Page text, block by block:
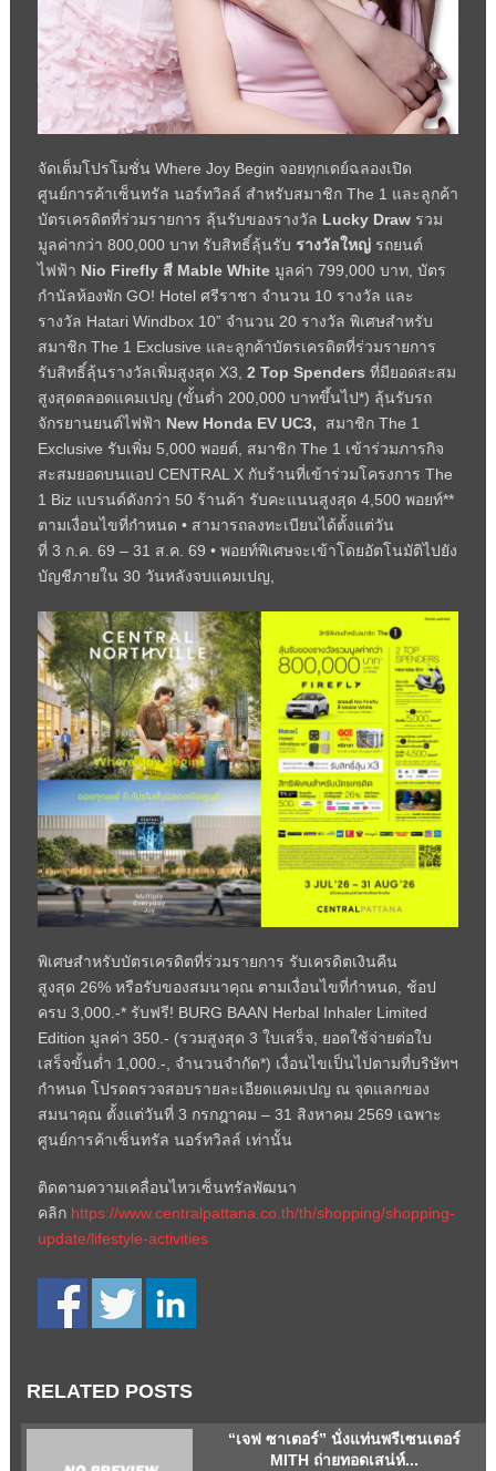
จัดเต็มโปรโมชั่น Where Joy Begin จอยทุกเดย์ฉลองเปิด
ศูนย์การค้าเซ็นทรัล นอร์ทวิลล์ สำหรับสมาชิก The 1 และลูกค้า
บัตรเครดิตที่ร่วมรายการ ลุ้นรับของรางวัล Lucky Draw รวม
มูลค่ากว่า 800,000 บาท รับสิทธิ์ลุ้นรับ รางวัลใหญ่รถยนต์
ไฟฟ้า Nio Firefly สี Mable White มูลค่า 799,000 บาท, บัตร
กำนัลห้องพัก GO! Hotel ศรีราชา จำนวน 10รางวัล และ
รางวัล Hatari Windbox 10” จำนวน 20 รางวัล พิเศษสำหรับ
สมาชิก The 1 Exclusive และลูกค้าบัตรเครดิตที่ร่วมรายการ
รับสิทธิ์ลุ้นรางวัลเพิ่มสูงสุด X3, 2 Top Spenders ที่มียอดสะสม
สูงสุดตลอดแคมเปญ (ขั้นต่ำ 200,000บาทขึ้นไป*) ลุ้นรับรถ
จักรยานยนต์ไฟฟ้า New Honda EV UC3, สมาชิก The 1
Exclusive รับเพิ่ม 5,000 พอยต์, สมาชิก The 1 เข้าร่วมภารกิจ
สะสมยอดบนแอป CENTRAL X กับร้านที่เข้าร่วมโครงการ The
1 Biz แบรนด์ดังกว่า 50 ร้านค้า รับคะแนนสูงสุด 4,500พอยท์**
ตามเงื่อนไขที่กำหนด • สามารถลงทะเบียนได้ตั้งแต่วัน
ที่ 3 ก.ค. 69 – 31 ส.ค. 69 • พอยท์พิเศษจะเข้าโดยอัตโนมัติไปยัง
บัญชีภายใน 30 วันหลังจบแคมเปญ,
พิเศษสำหรับบัตรเครดิตที่ร่วมรายการ รับเครดิตเงินคืน
สูงสุด 26% หรือรับของสมนาคุณ ตามเงื่อนไขที่กำหนด, ช้อป
ครบ 3,000.-* รับฟรี! BURG BAAN Herbal Inhaler Limited
Edition มูลค่า 350.- (รวมสูงสุด 3 ใบเสร็จ, ยอดใช้จ่ายต่อใบ
เสร็จขั้นต่ำ 1,000.-, จำนวนจำกัด*) เงื่อนไขเป็นไปตามที่บริษัทฯ
กำหนด โปรดตรวจสอบรายละเอียดแคมเปญ ณ จุดแลกของ
สมนาคุณ ตั้งแต่วันที่ 3 กรกฎาคม – 31 สิงหาคม 2569 เฉพาะ
ศูนย์การค้าเซ็นทรัล นอร์ทวิลล์ เท่านั้น
ติดตามความเคลื่อนไหวเซ็นทรัลพัฒนา
คลิก https://www.centralpattana.co.th/th/shopping/shopping-
update/lifestyle-activities
RELATED POSTS
“เจฟ ซาเตอร์” นั่งแท่นพรีเซนเตอร์
MITH ถ่ายทอดเสน่ห์...